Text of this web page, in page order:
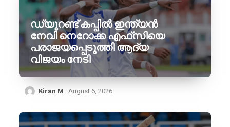
ഡ്യൂറണ്ട് കപ്പിൽ ഇന്ത്യൻ
നേവി നെറോക്ക എഫ്‌സിയെ
പരാജയപ്പെടുത്തി ആദ്യ
വിജയം നേടി
Kiran M August 6, 2026